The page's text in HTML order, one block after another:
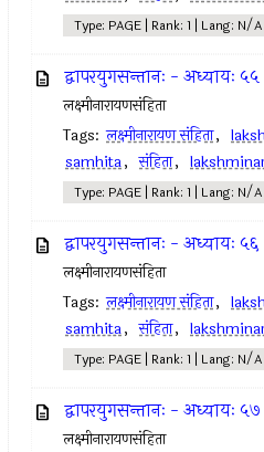
Type: PAGE | Rank: 1 | Lang: N/A
द्वापरयुगसन्तानः - अध्यायः ५५
लक्ष्मीनारायणसंहिता
Tags: लक्ष्मीनारायण संहिता,
samhita, संहिता,
Type: PAGE | Rank: 1 | Lang: N/A
द्वापरयुगसन्तानः - अध्यायः ५६
लक्ष्मीनारायणसंहिता
Tags: लक्ष्मीनारायण संहिता,
samhita, संहिता,
Type: PAGE | Rank: 1 | Lang: N/A
द्वापरयुगसन्तानः - अध्यायः ५७
लक्ष्मीनारायणसंहिता